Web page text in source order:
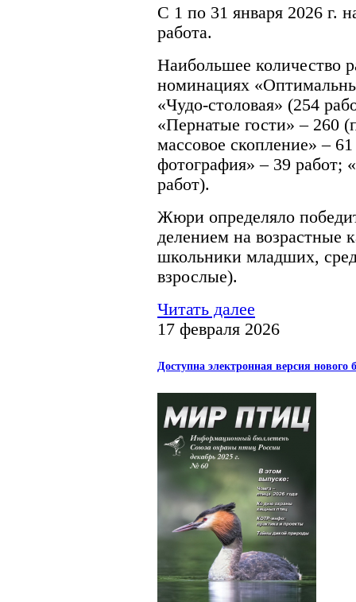
С 1 по 31 января 2026 г.
работа.
Наибольшее количество
номинациях
«Чудо-столовая» (254
«Пернатые гости» – 260
массовое скопление» –
фотография» – 39 работ;
работ).
Жюри определяло
делением на возрастные
школьники младших,
взрослые).
Читать далее
17 февраля 2026
Доступна электронная версия